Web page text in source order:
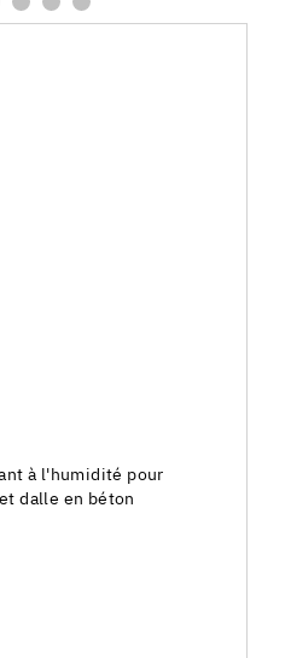
à l'humidité pour
dalle en béton